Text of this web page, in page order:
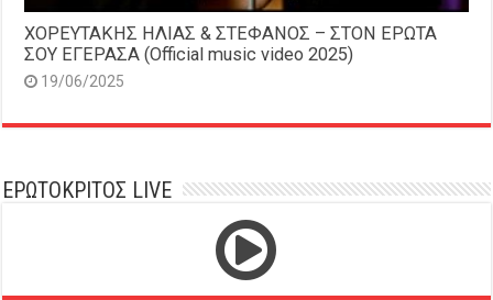
ΧΟΡΕΥΤΑΚΗΣ ΗΛΙΑΣ & ΣΤΕΦΑΝΟΣ – ΣΤΟΝ ΕΡΩΤΑ
ΣΟΥ ΕΓΕΡΑΣΑ (Official music video 2025)
19/06/2025
ΕΡΩΤΟΚΡΙΤΟΣ LIVE